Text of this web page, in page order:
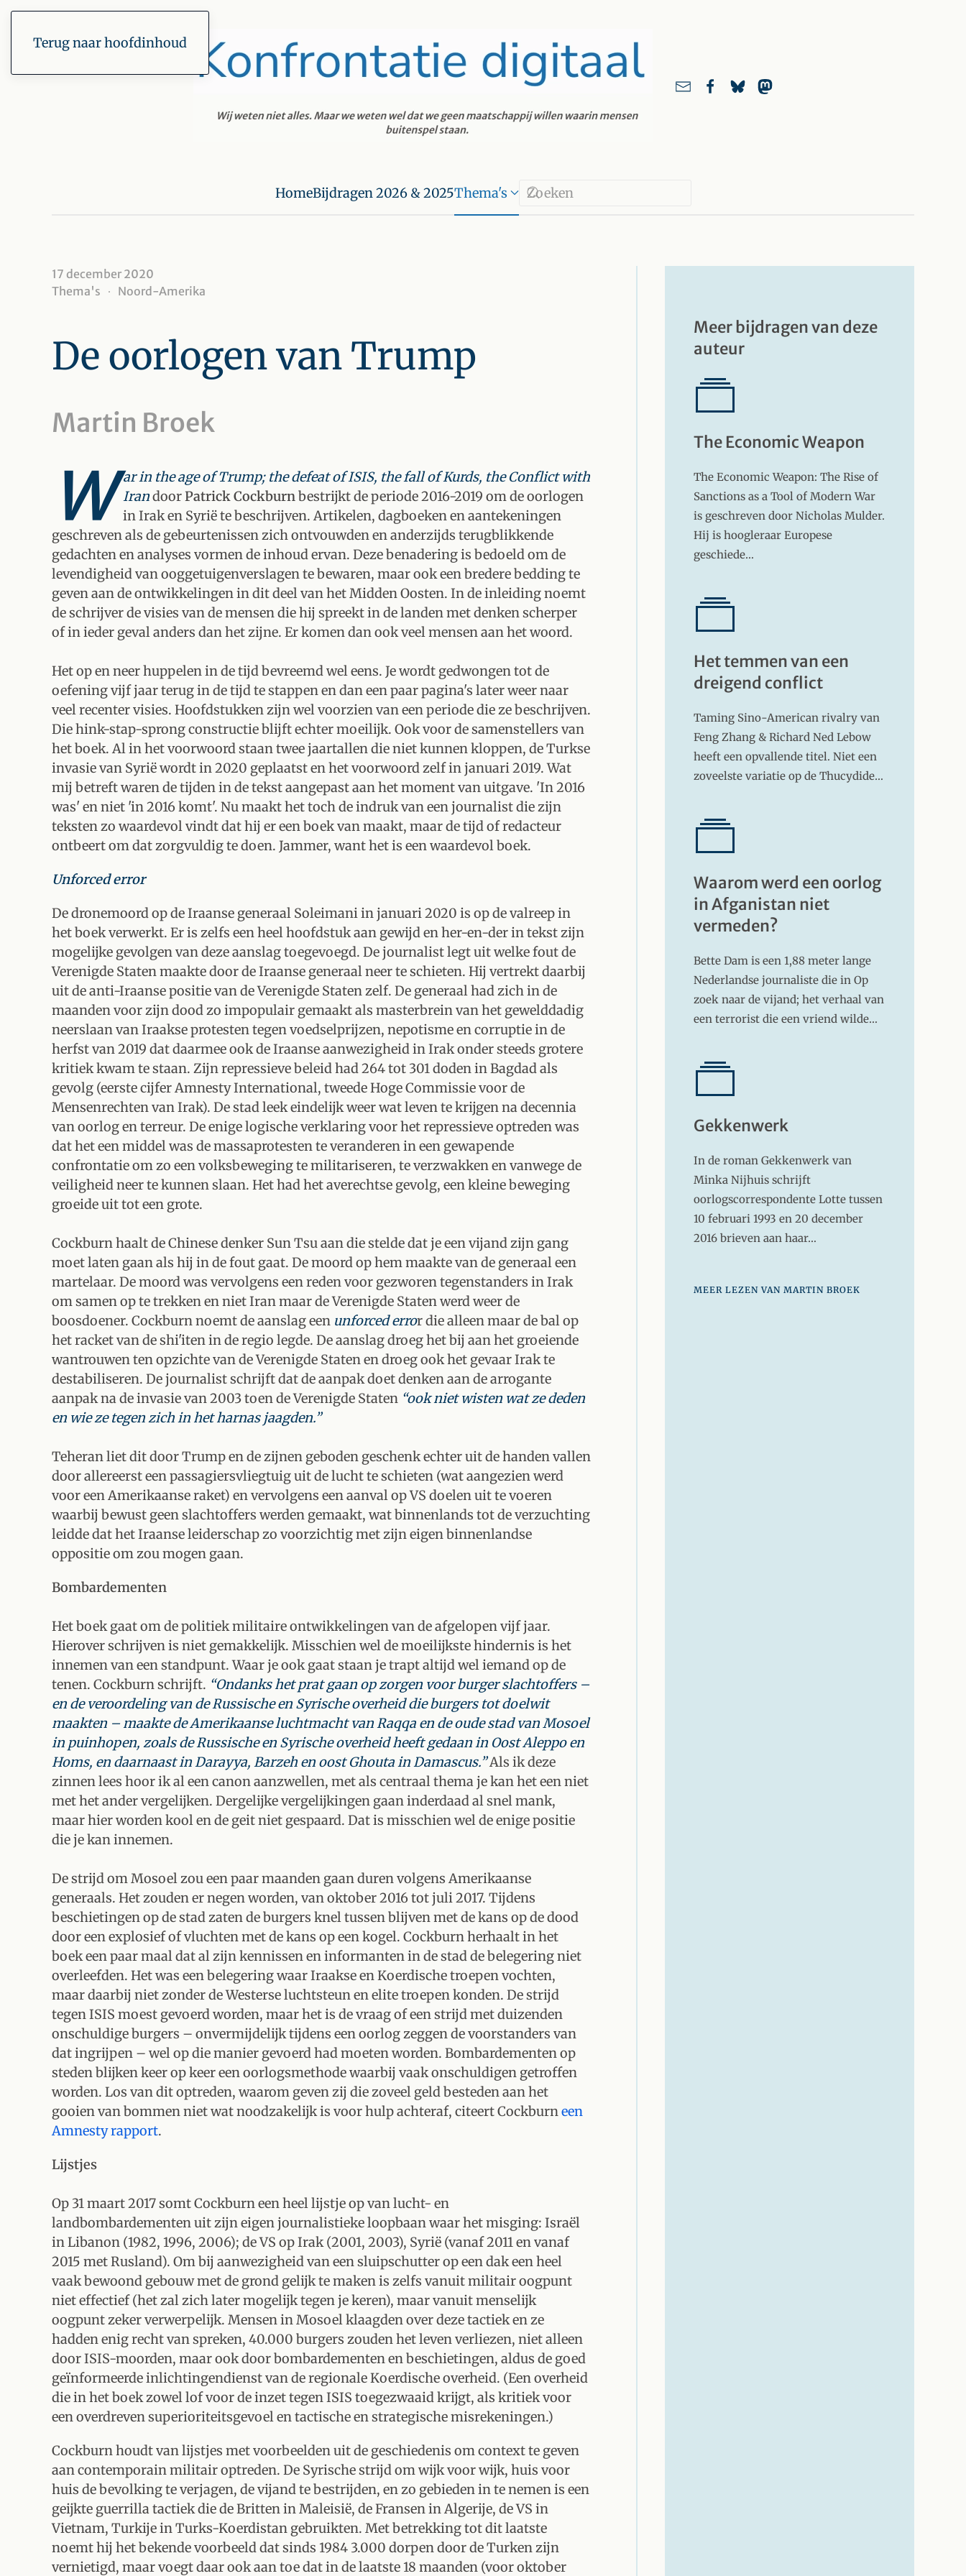
Terug naar hoofdinhoud
HomeBijdragen 2026 & 2025Thema's
17 december 2020
Thema's
Noord-Amerika
De oorlogen van Trump
Martin Broek
W ar in the age of Trump; the defeat of ISIS, the fall of Kurds, the Conflict with
IrandoorPatrick Cockburnbestrijkt de periode 2016-2019 om de oorlogen
in Irak en Syrië te beschrijven. Artikelen, dagboeken en aantekeningen
geschreven als de gebeurtenissen zich ontvouwden en anderzijds terugblikkende
gedachten en analyses vormen de inhoud ervan. Deze benadering is bedoeld om de
levendigheid van ooggetuigenverslagen te bewaren, maar ook een bredere bedding te
geven aan de ontwikkelingen in dit deel van het Midden Oosten. In de inleiding noemt
de schrijver de visies van de mensen die hij spreekt in de landen met denken scherper
of in ieder geval anders dan het zijne. Er komen dan ook veel mensen aan het woord.
Het op en neer huppelen in de tijd bevreemd wel eens. Je wordt gedwongen tot de
oefening vijf jaar terug in de tijd te stappen en dan een paar pagina's later weer naar
veel recenter visies. Hoofdstukken zijn wel voorzien van een periode die ze beschrijven.
Die hink-stap-sprong constructie blijft echter moeilijk. Ook voor de samenstellers van
het boek. Al in het voorwoord staan twee jaartallen die niet kunnen kloppen, de Turkse
invasie van Syrië wordt in 2020 geplaatst en het voorwoord zelf in januari 2019. Wat
mij betreft waren de tijden in de tekst aangepast aan het moment van uitgave. 'In 2016
was' en niet 'in 2016 komt'. Nu maakt het toch de indruk van een journalist die zijn
teksten zo waardevol vindt dat hij er een boek van maakt, maar de tijd of redacteur
ontbeert om dat zorgvuldig te doen. Jammer, want het is een waardevol boek.
Unforced error
De dronemoord op de Iraanse generaal Soleimani in januari 2020 is op de valreep in
het boek verwerkt. Er is zelfs een heel hoofdstuk aan gewijd en her-en-der in tekst zijn
mogelijke gevolgen van deze aanslag toegevoegd. De journalist legt uit welke fout de
Verenigde Staten maakte door de Iraanse generaal neer te schieten. Hij vertrekt daarbij
uit de anti-Iraanse positie van de Verenigde Staten zelf. De generaal had zich in de
maanden voor zijn dood zo impopulair gemaakt als masterbrein van het gewelddadig
neerslaan van Iraakse protesten tegen voedselprijzen, nepotisme en corruptie in de
herfst van 2019 dat daarmee ook de Iraanse aanwezigheid in Irak onder steeds grotere
kritiek kwam te staan. Zijn repressieve beleid had 264 tot 301 doden in Bagdad als
gevolg (eerste cijfer Amnesty International, tweede Hoge Commissie voor de
Mensenrechten van Irak). De stad leek eindelijk weer wat leven te krijgen na decennia
van oorlog en terreur. De enige logische verklaring voor het repressieve optreden was
dat het een middel was de massaprotesten te veranderen in een gewapende
confrontatie om zo een volksbeweging te militariseren, te verzwakken en vanwege de
veiligheid neer te kunnen slaan. Het had het averechtse gevolg, een kleine beweging
groeide uit tot een grote.
Cockburn haalt de Chinese denker Sun Tsu aan die stelde dat je een vijand zijn gang
moet laten gaan als hij in de fout gaat. De moord op hem maakte van de generaal een
martelaar. De moord was vervolgens een reden voor gezworen tegenstanders in Irak
om samen op te trekken en niet Iran maar de Verenigde Staten werd weer de
boosdoener. Cockburn noemt de aanslag een unforced error die alleen maar de bal op
het racket van de shi'iten in de regio legde. De aanslag droeg het bij aan het groeiende
wantrouwen ten opzichte van de Verenigde Staten en droeg ook het gevaar Irak te
destabiliseren. De journalist schrijft dat de aanpak doet denken aan de arrogante
aanpak na de invasie van 2003 toen de Verenigde Staten “ook niet wisten wat ze deden
en wie ze tegen zich in het harnas jaagden.”
Teheran liet dit door Trump en de zijnen geboden geschenk echter uit de handen vallen
door allereerst een passagiersvliegtuig uit de lucht te schieten (wat aangezien werd
voor een Amerikaanse raket) en vervolgens een aanval op VS doelen uit te voeren
waarbij bewust geen slachtoffers werden gemaakt, wat binnenlands tot de verzuchting
leidde dat het Iraanse leiderschap zo voorzichtig met zijn eigen binnenlandse
oppositie om zou mogen gaan.
Bombardementen
Het boek gaat om de politiek militaire ontwikkelingen van de afgelopen vijf jaar.
Hierover schrijven is niet gemakkelijk. Misschien wel de moeilijkste hindernis is het
innemen van een standpunt. Waar je ook gaat staan je trapt altijd wel iemand op de
tenen. Cockburn schrijft. “Ondanks het prat gaan op zorgen voor burger slachtoffers –
en de veroordeling van de Russische en Syrische overheid die burgers tot doelwit
maakten – maakte de Amerikaanse luchtmacht van Raqqa en de oude stad van Mosoel
in puinhopen, zoals de Russische en Syrische overheid heeft gedaan in Oost Aleppo en
Homs, en daarnaast in Darayya, Barzeh en oost Ghouta in Damascus.”Als ik deze
zinnen lees hoor ik al een canon aanzwellen, met als centraal thema je kan het een niet
met het ander vergelijken. Dergelijke vergelijkingen gaan inderdaad al snel mank,
maar hier worden kool en de geit niet gespaard. Dat is misschien wel de enige positie
die je kan innemen.
De strijd om Mosoel zou een paar maanden gaan duren volgens Amerikaanse
generaals. Het zouden er negen worden, van oktober 2016 tot juli 2017. Tijdens
beschietingen op de stad zaten de burgers knel tussen blijven met de kans op de dood
door een explosief of vluchten met de kans op een kogel. Cockburn herhaalt in het
boek een paar maal dat al zijn kennissen en informanten in de stad de belegering niet
overleefden. Het was een belegering waar Iraakse en Koerdische troepen vochten,
maar daarbij niet zonder de Westerse luchtsteun en elite troepen konden. De strijd
tegen ISIS moest gevoerd worden, maar het is de vraag of een strijd met duizenden
onschuldige burgers – onvermijdelijk tijdens een oorlog zeggen de voorstanders van
dat ingrijpen – wel op die manier gevoerd had moeten worden. Bombardementen op
steden blijken keer op keer een oorlogsmethode waarbij vaak onschuldigen getroffen
worden. Los van dit optreden, waarom geven zij die zoveel geld besteden aan het
gooien van bommen niet wat noodzakelijk is voor hulp achteraf, citeert Cockburneen
Amnesty rapport.
Lijstjes
Op 31 maart 2017 somt Cockburn een heel lijstje op van lucht- en
landbombardementen uit zijn eigen journalistieke loopbaan waar het misging: Israël
in Libanon (1982, 1996, 2006); de VS op Irak (2001, 2003), Syrië (vanaf 2011 en vanaf
2015 met Rusland). Om bij aanwezigheid van een sluipschutter op een dak een heel
vaak bewoond gebouw met de grond gelijk te maken is zelfs vanuit militair oogpunt
niet effectief (het zal zich later mogelijk tegen je keren), maar vanuit menselijk
oogpunt zeker verwerpelijk. Mensen in Mosoel klaagden over deze tactiek en ze
hadden enig recht van spreken, 40.000 burgers zouden het leven verliezen, niet alleen
door ISIS-moorden, maar ook door bombardementen en beschietingen, aldus de goed
geïnformeerde inlichtingendienst van de regionale Koerdische overheid. (Een overheid
die in het boek zowel lof voor de inzet tegen ISIS toegezwaaid krijgt, als kritiek voor
een overdreven superioriteitsgevoel en tactische en strategische misrekeningen.)
Cockburn houdt van lijstjes met voorbeelden uit de geschiedenis om context te geven
aan contemporain militair optreden. De Syrische strijd om wijk voor wijk, huis voor
huis de bevolking te verjagen, de vijand te bestrijden, en zo gebieden in te nemen is een
geijkte guerrilla tactiek die de Britten in Maleisië, de Fransen in Algerije, de VS in
Vietnam, Turkije in Turks-Koerdistan gebruikten. Met betrekking tot dit laatste
noemt hij het bekende voorbeeld dat sinds 1984 3.000 dorpen door de Turken zijn
vernietigd, maar voegt daar ook aan toe dat in de laatste 18 maanden (voor oktober
Meer bijdragen van deze
auteur
The Economic Weapon
The Economic Weapon: The Rise of
Sanctions as a Tool of Modern War
is geschreven door Nicholas Mulder.
Hij is hoogleraar Europese
geschiede…
Het temmen van een
dreigend conflict
Taming Sino-American rivalry van
Feng Zhang & Richard Ned Lebow
heeft een opvallende titel. Niet een
zoveelste variatie op de Thucydide…
Waarom werd een oorlog
in Afganistan niet
vermeden?
Bette Dam is een 1,88 meter lange
Nederlandse journaliste die in Op
zoek naar de vijand; het verhaal van
een terrorist die een vriend wilde…
Gekkenwerk
In de roman Gekkenwerk van
Minka Nijhuis schrijft
oorlogscorrespondente Lotte tussen
10 februari 1993 en 20 december
2016 brieven aan haar…
MEER LEZEN VAN MARTIN BROEK